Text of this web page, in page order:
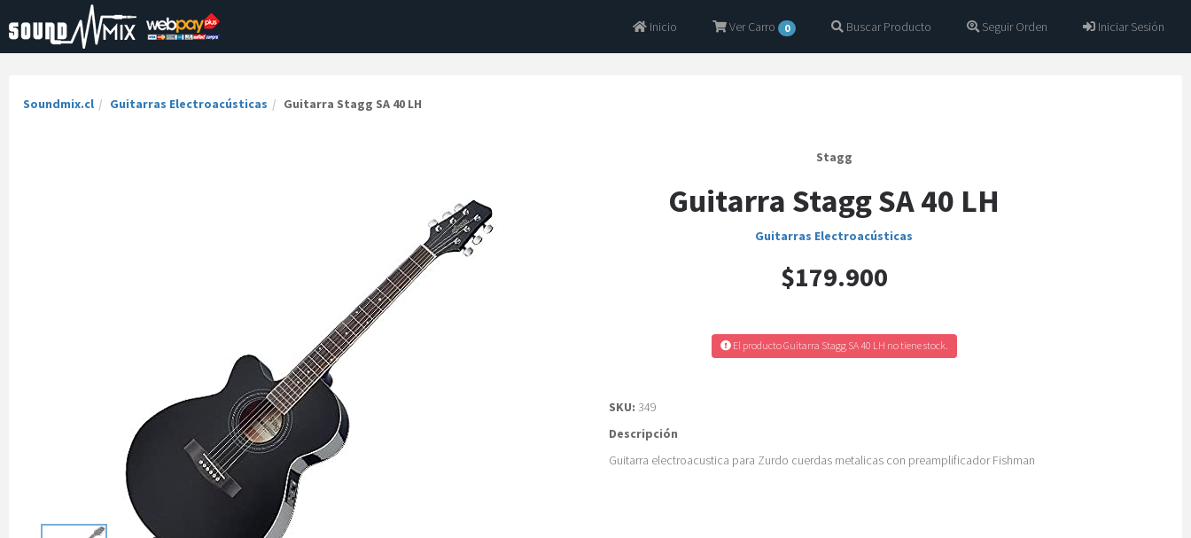
Inicio Ver Carro 0 Buscar Producto Seguir Orden Iniciar Sesión
Soundmix.cl Guitarras Electroacústicas Guitarra Stagg SA 40 LH
Stagg
Guitarra Stagg SA 40 LH
Guitarras Electroacústicas
$179.900
El producto Guitarra Stagg SA 40 LH no tiene stock.
SKU: 349
Descripción
Guitarra electroacustica para Zurdo cuerdas metalicas con preamplificador Fishman